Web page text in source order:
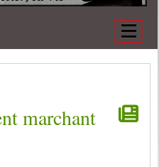
marchant